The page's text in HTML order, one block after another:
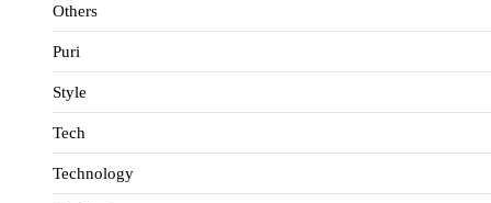
Others
Puri
Style
Tech
Technology